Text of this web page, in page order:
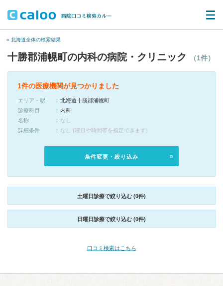
« 北海道全体の検索結果
十勝郡浦幌町の内科の病院・クリニック （1件）
1件の医療機関が見つかりました
エリア・駅
北海道十勝郡浦幌町
診療科目
内科
名称
なし
詳細条件
なし (曜日や時間帯を指定できます)
条件変更・絞り込み
土曜日診療で絞り込む (0件)
日曜日診療で絞り込む (0件)
口コミ検索はこちら